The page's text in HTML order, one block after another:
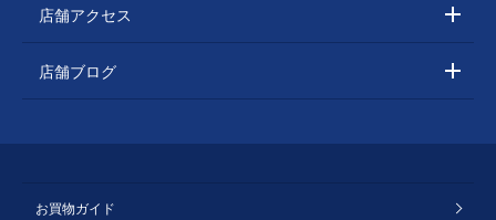
店舗アクセス
店舗ブログ
お買物ガイド